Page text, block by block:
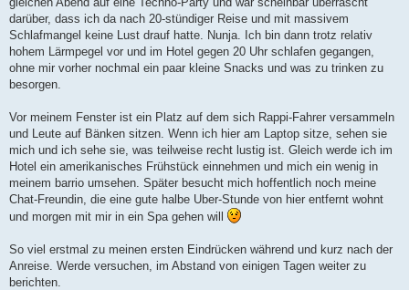
darüber, dass ich da nach 20-stündiger Reise und mit massivem
Schlafmangel keine Lust drauf hatte. Nunja. Ich bin dann trotz relativ
hohem Lärmpegel vor und im Hotel gegen 20 Uhr schlafen gegangen,
ohne mir vorher nochmal ein paar kleine Snacks und was zu trinken zu
besorgen.
Vor meinem Fenster ist ein Platz auf dem sich Rappi-Fahrer versammeln
und Leute auf Bänken sitzen. Wenn ich hier am Laptop sitze, sehen sie
mich und ich sehe sie, was teilweise recht lustig ist. Gleich werde ich im
Hotel ein amerikanisches Frühstück einnehmen und mich ein wenig in
meinem barrio umsehen. Später besucht mich hoffentlich noch meine
Chat-Freundin, die eine gute halbe Uber-Stunde von hier entfernt wohnt
und morgen mit mir in ein Spa gehen will
So viel erstmal zu meinen ersten Eindrücken während und kurz nach der
Anreise. Werde versuchen, im Abstand von einigen Tagen weiter zu
berichten.